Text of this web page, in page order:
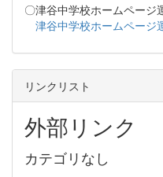
〇津谷中学校ホームページ
津谷中学校ホームページ
リンクリスト
外部リンク
カテゴリなし